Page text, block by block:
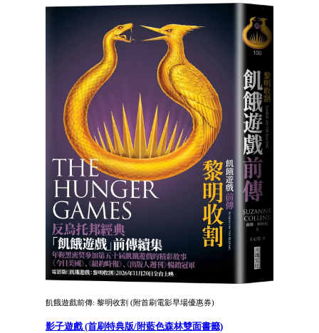
飢餓遊戲前傳: 黎明收割 (附首刷電影早場優惠券)
影子遊戲 (首刷特典版/附藍色森林雙面書籤)